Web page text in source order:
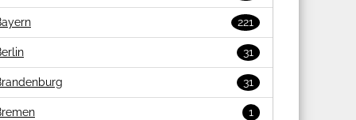
221
31
31
1